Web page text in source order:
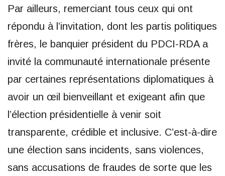
Par ailleurs, remerciant tous ceux qui ont
répondu à l’invitation, dont les partis politiques
frères, le banquier président du PDCI-RDA a
invité la communauté internationale présente
par certaines représentations diplomatiques à
avoir un œil bienveillant et exigeant afin que
l’élection présidentielle à venir soit
transparente, crédible et inclusive. C’est-à-dire
une élection sans incidents, sans violences,
sans accusations de fraudes de sorte que les